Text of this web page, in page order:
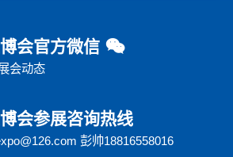
会官方微信
会动态
会参展咨询热线
彭帅18816558016